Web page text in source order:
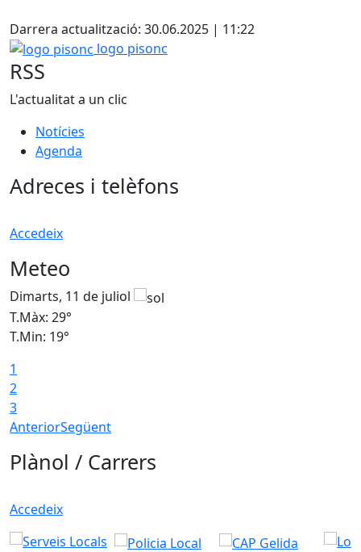
−
Darrera actualització: 30.06.2025 | 11:22
logo pisonc
logo pisonc
RSS
L'actualitat a un clic
Notícies
Agenda
Adreces i telèfons
Accedeix
Meteo
Dimarts, 11 de juliol
T.Màx: 29°
T.Min: 19°
1
2
3
AnteriorSegüent
Plànol / Carrers
Accedeix